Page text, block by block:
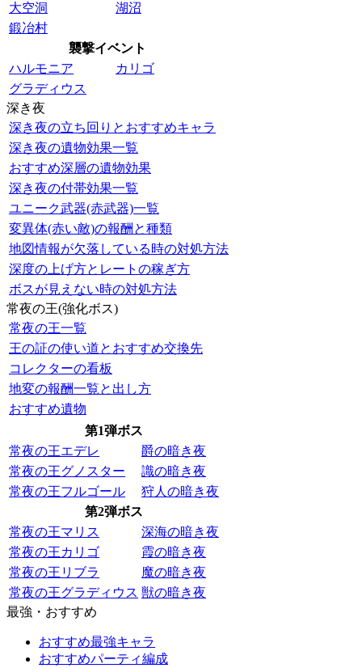
大空洞
湖沼
鍛冶村
襲撃イベント
ハルモニア
カリゴ
グラディウス
深き夜
深き夜の立ち回りとおすすめキャラ
深き夜の遺物効果一覧
おすすめ深層の遺物効果
深き夜の付帯効果一覧
ユニーク武器(赤武器)一覧
変異体(赤い敵)の報酬と種類
地図情報が欠落している時の対処方法
深度の上げ方とレートの稼ぎ方
ボスが見えない時の対処方法
常夜の王(強化ボス)
常夜の王一覧
王の証の使い道とおすすめ交換先
コレクターの看板
地変の報酬一覧と出し方
おすすめ遺物
第1弾ボス
常夜の王エデレ
爵の暗き夜
常夜の王グノスター
識の暗き夜
常夜の王フルゴール
狩人の暗き夜
第2弾ボス
常夜の王マリス
深海の暗き夜
常夜の王カリゴ
霞の暗き夜
常夜の王リブラ
魔の暗き夜
常夜の王グラディウス 獣の暗き夜
最強・おすすめ
おすすめ最強キャラ
おすすめパーティ編成